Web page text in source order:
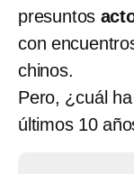
presuntos
con
chinos.
Pero, ¿cuál
últimos 10